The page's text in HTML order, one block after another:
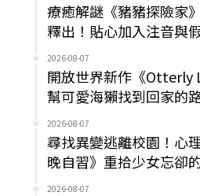
療癒解謎《豬豬探險家
釋出！貼心加入注音與
2026-08-07
開放世界新作《Otterly
幫可愛海獺找到回家的
2026-08-07
尋找異變逃離校園！心
晚自習》重拾少女忘卻
2026-08-07